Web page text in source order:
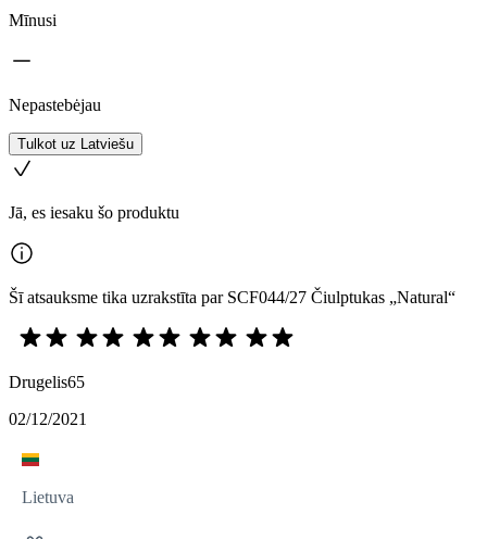
Mīnusi
Nepastebėjau
Tulkot uz Latviešu
Jā, es iesaku šo produktu
Šī atsauksme tika uzrakstīta par SCF044/27 Čiulptukas „Natural“
Drugelis65
02/12/2021
Lietuva